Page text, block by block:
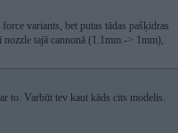
variants, bet putas tādas pašķidras
tajā cannonā (1.1mm -> 1mm),
to. Varbūt tev kaut kāds cits modelis.